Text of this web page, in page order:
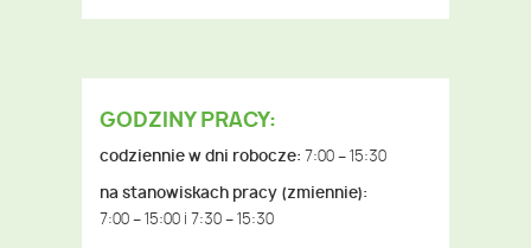
GODZINY PRACY:
codziennie w dni robocze: 7:00 – 15:30
na stanowiskach pracy (zmiennie):
7:00 – 15:00 i 7:30 – 15:30